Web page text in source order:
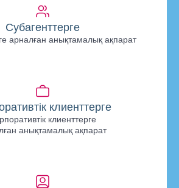
Субагенттерге
арналған анықтамалық ақпарат
клиенттерге
клиенттерге
анықтамалық ақпарат